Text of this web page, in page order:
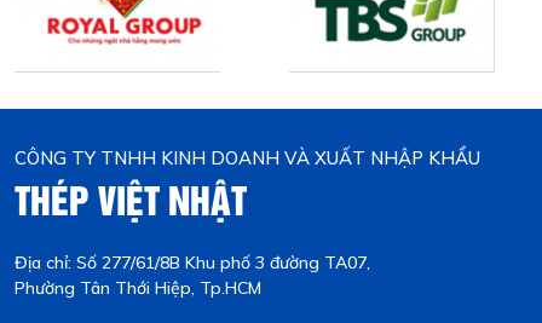
CÔNG TY TNHH KINH DOANH VÀ XUẤT NHẬP KHẨU
THÉP VIỆT NHẬT
Địa chỉ: Số 277/61/8B Khu phố 3 đường TA07,
Phường Tân Thới Hiệp, Tp.HCM